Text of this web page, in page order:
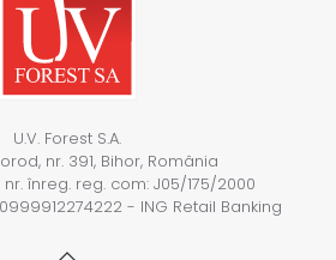
U.V. Forest S.A.
nr. 391, Bihor, România
înreg. reg. com: J05/175/2000
- ING Retail Banking